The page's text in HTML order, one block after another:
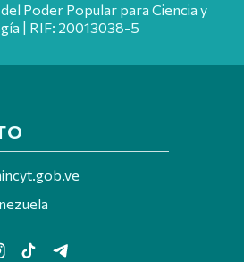
Poder Popular para Ciencia y
| RIF: 20013038-5